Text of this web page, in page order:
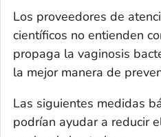
Los proveedores de
científicos no entienden
propaga la vaginosis
la mejor manera de
Las siguientes medidas
podrían ayudar a reducir